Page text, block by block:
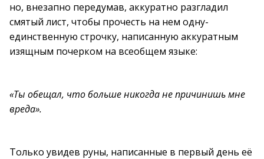
но, внезапно передумав, аккуратно разгладил
смятый лист, чтобы прочесть на нем одну-
единственную строчку, написанную аккуратным
изящным почерком на всеобщем языке:
«Ты обещал, что больше никогда не причинишь мне
вреда».
Только увидев руны, написанные в первый день её